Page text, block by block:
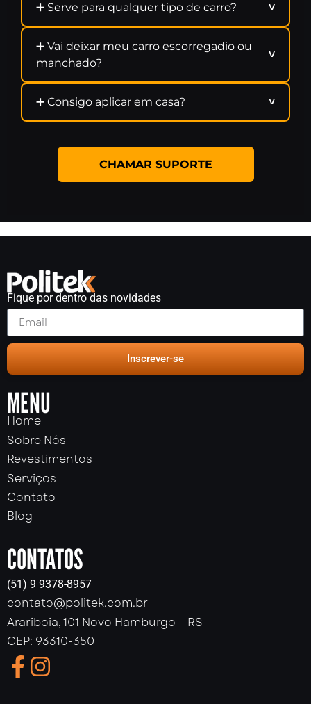
➕ Serve para qualquer tipo de carro? ˅
➕ Vai deixar meu carro escorregadio ou
manchado?
˅
➕ Consigo aplicar em casa? ˅
CHAMAR SUPORTE
Fique por dentro das novidades
Inscrever-se
MENU
Home
Sobre Nós
Revestimentos
Serviços
Contato
Blog
CONTATOS
(51) 9 9378-8957
contato@politek.com.br
Arariboia, 101 Novo Hamburgo – RS
CEP: 93310-350